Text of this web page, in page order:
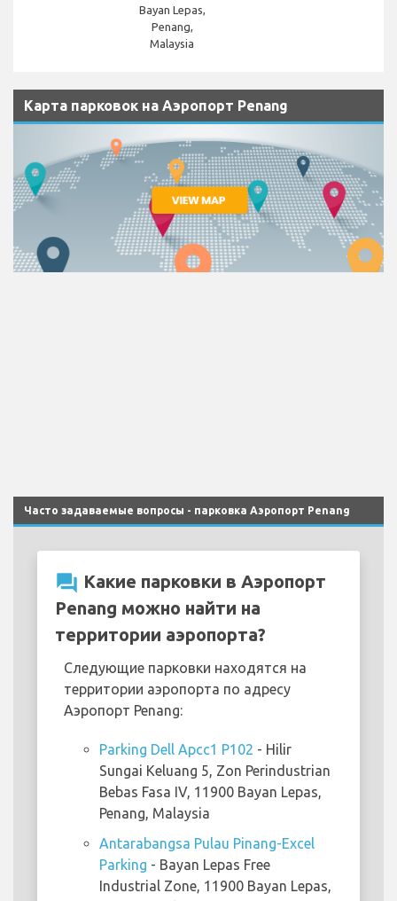
Bayan Lepas,
Penang,
Malaysia
Карта парковок на Аэропорт Penang
Часто задаваемые вопросы - парковка Аэропорт Penang
question_answer Какие парковки в Аэропорт
Penang можно найти на
территории аэропорта?
Следующие парковки находятся на
территории аэропорта по адресу
Аэропорт Penang:
Parking Dell Apcc1 P102 - Hilir
Sungai Keluang 5, Zon Perindustrian
Bebas Fasa IV, 11900 Bayan Lepas,
Penang, Malaysia
Antarabangsa Pulau Pinang-Excel
Parking - Bayan Lepas Free
Industrial Zone, 11900 Bayan Lepas,